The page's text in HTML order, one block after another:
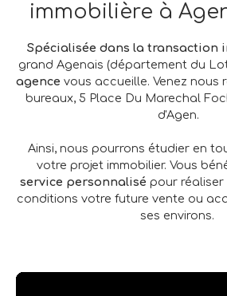
immobilière à
Spécialisée dans la transaction
grand Agenais (département du
agence vous accueille. Venez nous
bureaux, 5 Place Du Marechal
d'Agen.
Ainsi, nous pourrons étudier en
votre projet immobilier. Vous
service personnalisé pour réaliser
conditions votre future vente ou
ses environs.